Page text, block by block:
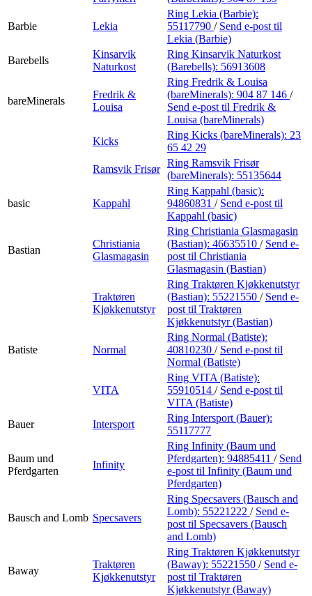
Barbie Lekia
Ring Lekia (Barbie):
55117790 / Send e-post til
Lekia (Barbie)
Barebells
Kinsarvik
Naturkost
Ring Kinsarvik Naturkost
(Barebells): 56913608
bareMinerals
Fredrik &
Louisa
Ring Fredrik & Louisa
(bareMinerals): 904 87 146 /
Send e-post til Fredrik &
Louisa (bareMinerals)
Kicks
Ring Kicks (bareMinerals): 23
65 42 29
Ramsvik Frisør
Ring Ramsvik Frisør
(bareMinerals): 55135644
basic Kappahl
Ring Kappahl (basic):
94860831 / Send e-post til
Kappahl (basic)
Bastian
Christiania
Glasmagasin
Ring Christiania Glasmagasin
(Bastian): 46635510 / Send e-
post til Christiania
Glasmagasin (Bastian)
Traktøren
Kjøkkenutstyr
Ring Traktøren Kjøkkenutstyr
(Bastian): 55221550 / Send e-
post til Traktøren
Kjøkkenutstyr (Bastian)
Batiste Normal
Ring Normal (Batiste):
40810230 / Send e-post til
Normal (Batiste)
VITA
Ring VITA (Batiste):
55910514 / Send e-post til
VITA (Batiste)
Bauer
Intersport
Ring Intersport (Bauer):
55117777
Baum und
Pferdgarten
Infinity
Ring Infinity (Baum und
Pferdgarten): 94885411 / Send
e-post til Infinity (Baum und
Pferdgarten)
Bausch and Lomb Specsavers
Ring Specsavers (Bausch and
Lomb): 55221222 / Send e-
post til Specsavers (Bausch
and Lomb)
Baway
Traktøren
Kjøkkenutstyr
Ring Traktøren Kjøkkenutstyr
(Baway): 55221550 / Send e-
post til Traktøren
Kjøkkenutstyr (Baway)